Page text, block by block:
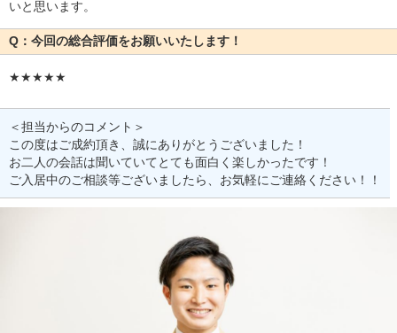
いと思います。
Q：今回の総合評価をお願いいたします！
★★★★★
＜担当からのコメント＞
この度はご成約頂き、誠にありがとうございました！
お二人の会話は聞いていてとても面白く楽しかったです！
ご入居中のご相談等ございましたら、お気軽にご連絡ください！！